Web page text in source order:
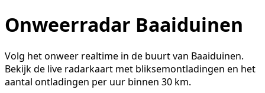
Onweerradar Baaiduinen
Volg het onweer realtime in de buurt van Baaiduinen.
Bekijk de live radarkaart met bliksemontladingen en het
aantal ontladingen per uur binnen 30 km.